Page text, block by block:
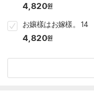
4,820원
お孃樣はお嫁樣。 14
4,820원